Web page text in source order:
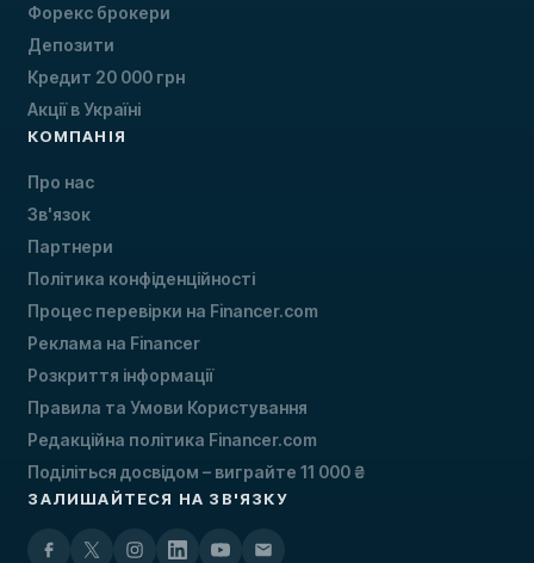
Форекс брокери
Депозити
Кредит 20 000 грн
Акції в Україні
КОМПАНІЯ
Про нас
Зв'язок
Партнери
Політика конфіденційності
Процес перевірки на Financer.com
Реклама на Financer
Розкриття інформації
Правила та Умови Користування
Редакційна політика Financer.com
Поділіться досвідом – виграйте 11 000 ₴
ЗАЛИШАЙТЕСЯ НА ЗВ'ЯЗКУ